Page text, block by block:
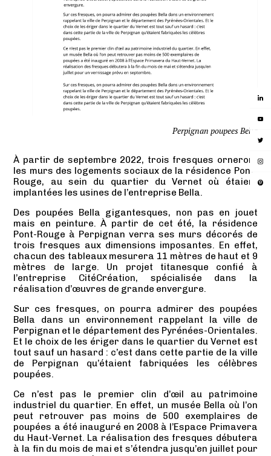
À partir de septembre 2022, trois fresques orneront
les murs des logements sociaux de la résidence Pont-
Rouge, au sein du quartier du Vernet où étaient
implantées les usines de l’entreprise Bella.
Des poupées Bella gigantesques, non pas en jouet
mais en peinture. À partir de cet été, la résidence
Pont-Rouge à Perpignan verra ses murs décorés de
trois fresques aux dimensions imposantes. En effet,
chacun des tableaux mesurera 11 mètres de haut et 9
mètres de large. Un projet titanesque confié à
l’entreprise CitéCréation, spécialisée dans la
réalisation d’œuvres de grande envergure.
Sur ces fresques, on pourra admirer des poupées
Bella dans un environnement rappelant la ville de
Perpignan et le département des Pyrénées-Orientales.
Et le choix de les ériger dans le quartier du Vernet est
tout sauf un hasard : c’est dans cette partie de la ville
de Perpignan qu’étaient fabriquées les célèbres
poupées.
Ce n’est pas le premier clin d’œil au patrimoine
industriel du quartier. En effet, un musée Bella où l’on
peut retrouver pas moins de 500 exemplaires de
poupées a été inauguré en 2008 à l’Espace Primavera
du Haut-Vernet. La réalisation des fresques débutera
à la fin du mois de mai et s’étendra jusqu’en juillet pour
Perpignan poupees Bella